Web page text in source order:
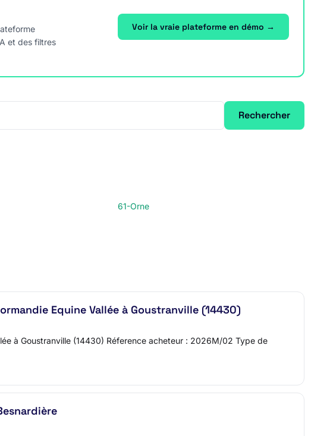
et des filtres
Voir la vraie plateforme en démo →
Rechercher
61-Orne
Equine Vallée à Goustranville (14430)
à Goustranville (14430) Réference acheteur : 2026M/02 Type de